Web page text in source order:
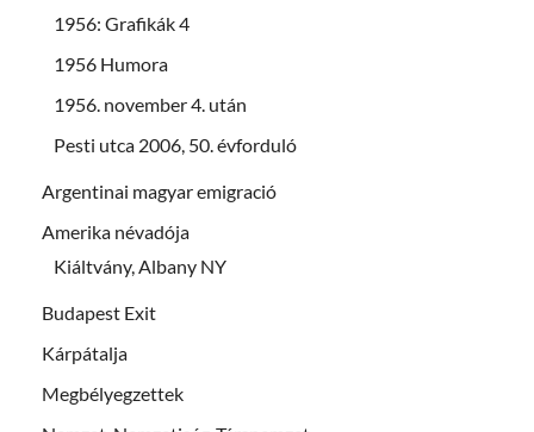
1956: Grafikák 4
1956 Humora
1956. november 4. után
Pesti utca 2006, 50. évforduló
Argentinai magyar emigració
Amerika névadója
Kiáltvány, Albany NY
Budapest Exit
Kárpátalja
Megbélyegzettek